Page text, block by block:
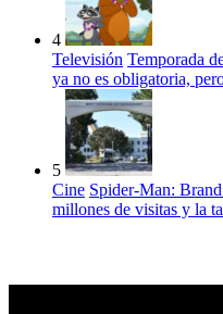
4
Televisión Temporada
ya no es obligatoria,
5
Cine Spider-Man:
millones de visitas y la